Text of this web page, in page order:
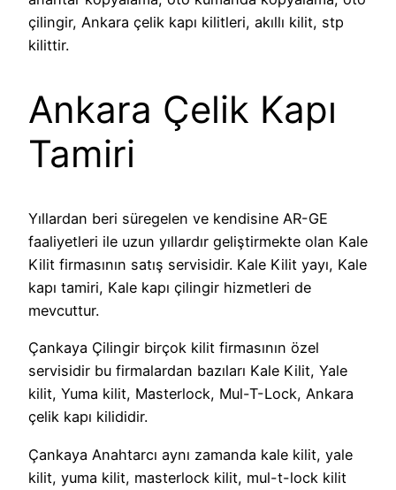
çilingir, Ankara çelik kapı kilitleri, akıllı kilit, stp
kilittir.
Ankara Çelik Kapı
Tamiri
Yıllardan beri süregelen ve kendisine AR-GE
faaliyetleri ile uzun yıllardır geliştirmekte olan Kale
Kilit firmasının satış servisidir. Kale Kilit yayı, Kale
kapı tamiri, Kale kapı çilingir hizmetleri de
mevcuttur.
Çankaya Çilingir birçok kilit firmasının özel
servisidir bu firmalardan bazıları Kale Kilit, Yale
kilit, Yuma kilit, Masterlock, Mul-T-Lock, Ankara
çelik kapı kilididir.
Çankaya Anahtarcı aynı zamanda kale kilit, yale
kilit, yuma kilit, masterlock kilit, mul-t-lock kilit